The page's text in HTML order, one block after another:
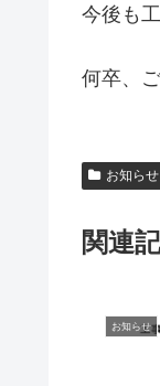
今後も
何卒、
お知らせ
関連
お知らせ